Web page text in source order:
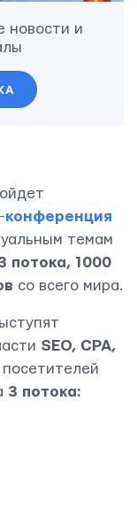
новости и
-конференция
темам
потока, 1000
со всего мира.
SEO, CPA,
3 потока: